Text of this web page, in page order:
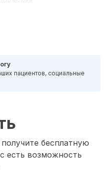
пациентов, социальные
бесплатную
есть возможность